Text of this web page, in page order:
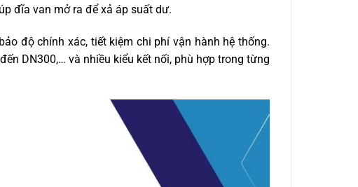
đĩa van mở ra để xả áp suất dư.
độ chính xác, tiết kiệm chi phí vận hành hệ thống.
DN300,… và nhiều kiểu kết nối, phù hợp trong từng